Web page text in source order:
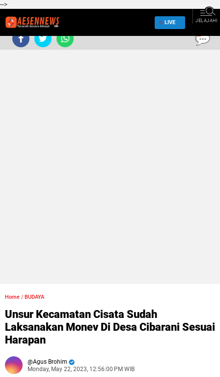
-->
LIVE JELAJAHI
Home / BUDAYA
Unsur Kecamatan Cisata Sudah
Laksanakan Monev Di Desa Cibarani Sesuai
Harapan
Agus Brohim
Monday, May 22, 2023, 12:56:00 PM WIB